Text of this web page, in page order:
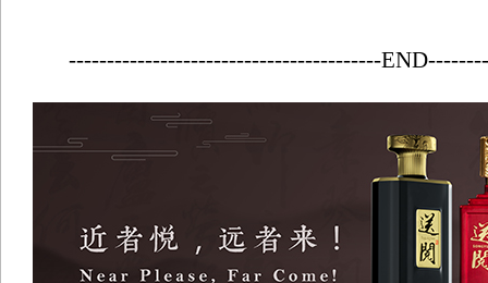
-----------------------------------------